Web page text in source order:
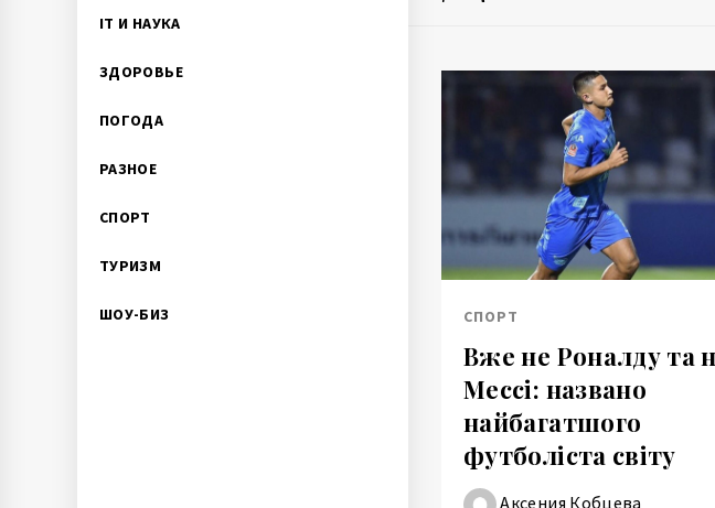
IT И НАУКА
ЗДОРОВЬЕ
ПОГОДА
РАЗНОЕ
СПОРТ
ТУРИЗМ
ШОУ-БИЗ СПОРТ
Вже не Роналду та
Мессі: названо
найбагатшого
футболіста світу
Аксения Кобцева